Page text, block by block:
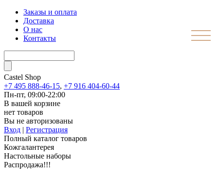
Заказы и оплата
Доставка
О нас
Контакты
Castel Shop
+7 495 888-46-15, +7 916 404-60-44
Пн-пт, 09:00-22:00
В вашей корзине
нет товаров
Вы не авторизованы
Вход | Регистрация
Полный каталог товаров
Кожгалантерея
Настольные наборы
Распродажа!!!